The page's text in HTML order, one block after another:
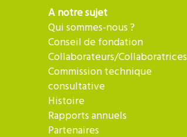
A notre sujet
Qui sommes-nous ?
Conseil de fondation
Collaborateurs/Collaboratrices
Commission technique
consultative
Histoire
Rapports annuels
Partenaires